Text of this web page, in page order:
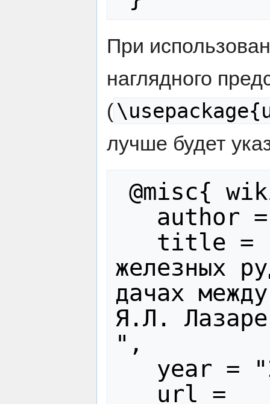
При
наглядного
(
лучше будет
@misc{ wiki:xxx,
железных
дачах
Я.Л.
",